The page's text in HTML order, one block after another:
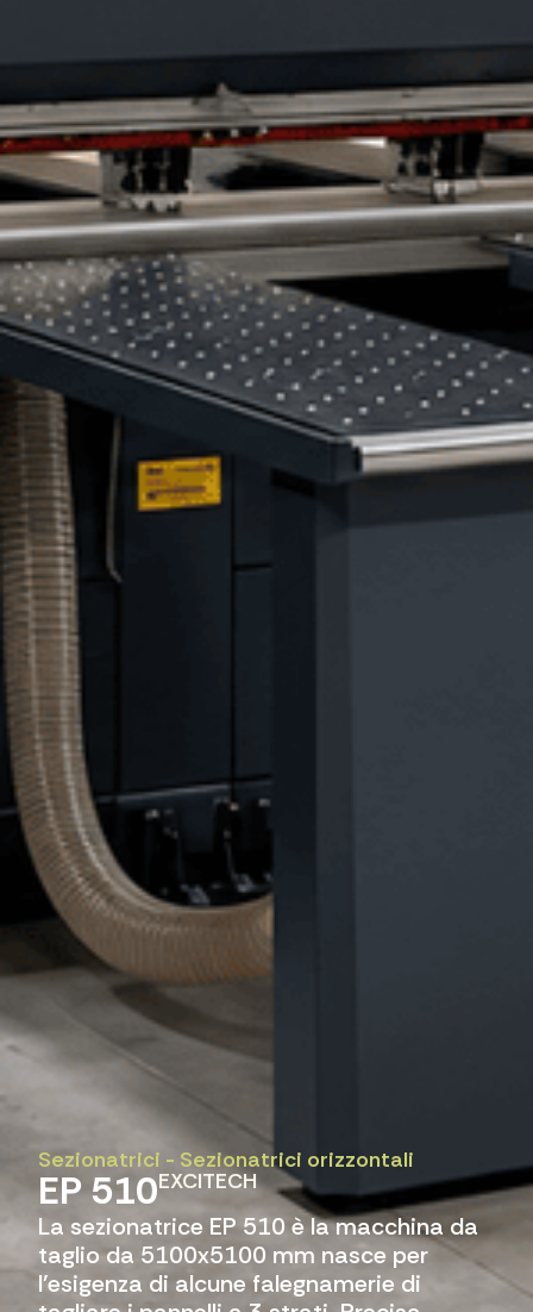
Sezionatrici - Sezionatrici orizzontali
EP 510EXCITECH
La sezionatrice EP 510 è la macchina da
taglio da 5100x5100 mm nasce per
l'esigenza di alcune falegnamerie di